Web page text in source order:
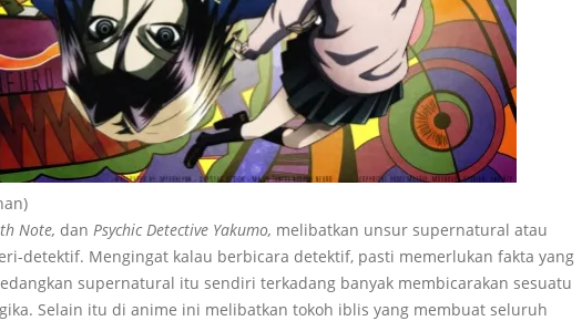
Note, dan Psychic Detective Yakumo, melibatkan unsur supernatural atau
detektif. Mengingat kalau berbicara detektif, pasti memerlukan fakta yang
supernatural itu sendiri terkadang banyak membicarakan sesuatu
Selain itu di anime ini melibatkan tokoh iblis yang membuat seluruh